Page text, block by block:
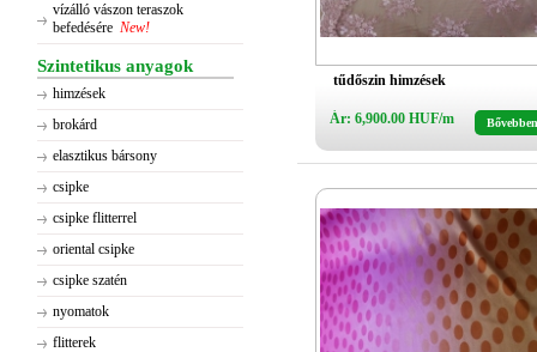
vízálló vászon teraszok
befedésére New!
Szintetikus anyagok
himzések
brokárd
elasztikus bársony
csipke
csipke flitterrel
oriental csipke
csipke szatén
nyomatok
flitterek
tűdőszin himzések
Ár: 6,900.00 HUF/m Bővebben